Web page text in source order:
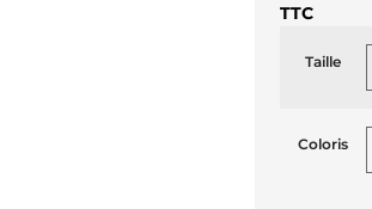
TTC
Taille
Coloris